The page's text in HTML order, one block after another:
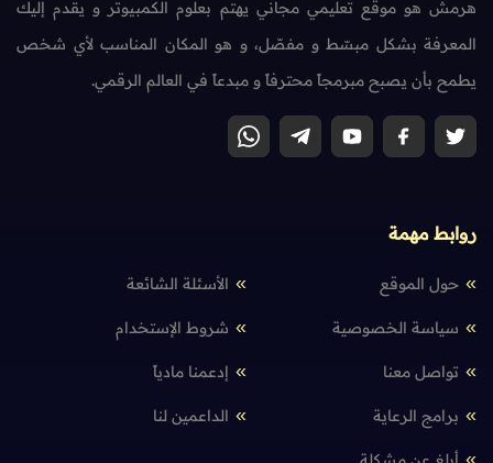
هرمش هو موقع تعليمي مجاني يهتم بعلوم الكمبيوتر و يقدم إليك
المعرفة بشكل مبسّط و مفصّل، و هو المكان المناسب لأي شخص
يطمح بأن يصبح مبرمجاً محترفاً و مبدعاً في العالم الرقمي.
روابط مهمة
حول الموقع الأسئلة الشائعة
سياسة الخصوصية شروط الإستخدام
تواصل معنا إدعمنا مادياً
برامج الرعاية الداعمين لنا